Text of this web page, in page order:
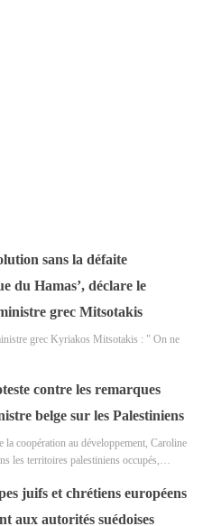
sans la défaite
du Hamas’, déclare le
grec Mitsotakis
grec Kyriakos Mitsotakis : " On ne
contre les remarques
belge sur les Palestiniens
la coopération au développement, Caroline
les territoires palestiniens occupés,…
juifs et chrétiens européens
aux autorités suédoises